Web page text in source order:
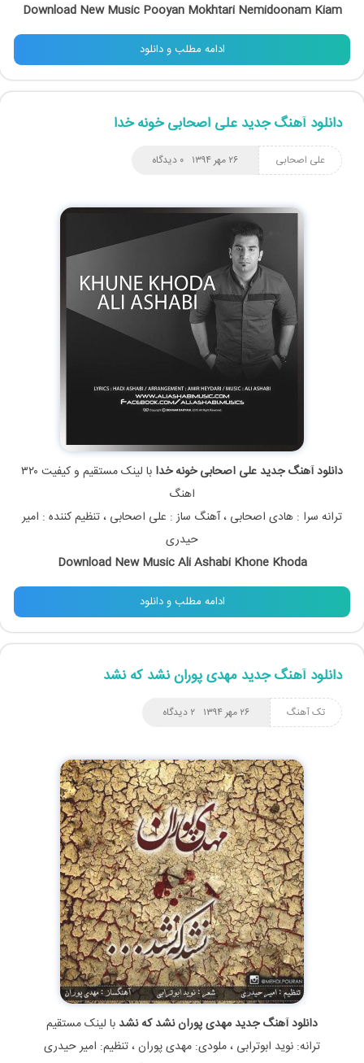
Download New Music Pooyan Mokhtari Nemidoonam Kiam
ادامه مطلب و دانلود
دانلود آهنگ جدید علی اصحابی خونه خدا
علی اصحابی ۰ دیدگاه ۲۶ مهر ۱۳۹۴
دانلود آهنگ جدید علی اصحابی خونه خدا
با لینک مستقیم و کیفیت ۳۲۰
اهنگ
ترانه سرا : هادی اصحابی ، آهنگ ساز : علی اصحابی ، تنظیم کننده : امیر
حیدری
Download New Music Ali Ashabi Khone Khoda
ادامه مطلب و دانلود
دانلود آهنگ جدید مهدی پوران نشد که نشد
تک آهنگ ۲ دیدگاه ۲۶ مهر ۱۳۹۴
دانلود آهنگ جدید مهدی پوران نشد که نشد با لینک مستقیم
ترانه: نوید ابوترابی ، ملودی: مهدی پوران ، تنظیم: امیر حیدری